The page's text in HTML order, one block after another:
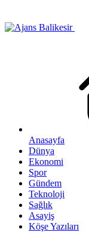
Anasayfa
Dünya
Ekonomi
Spor
Gündem
Teknoloji
Sağlık
Asayiş
Köşe Yazıları